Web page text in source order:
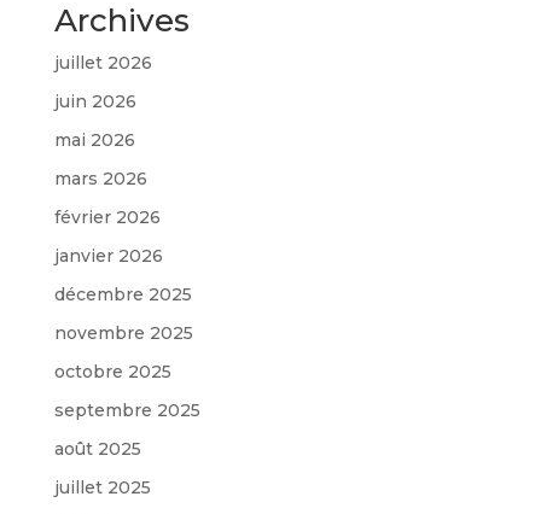
Archives
juillet 2026
juin 2026
mai 2026
mars 2026
février 2026
janvier 2026
décembre 2025
novembre 2025
octobre 2025
septembre 2025
août 2025
juillet 2025